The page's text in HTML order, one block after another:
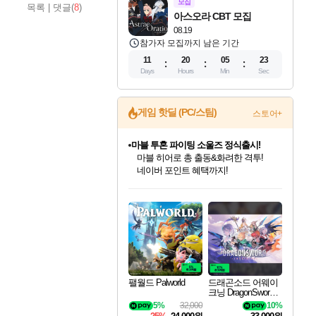
목록 댓글(8)
모집
08.19
아스오라 CBT 모집
참가자 모집까지 남은 기간
11
Days
20
Hours
05
Min
22
Sec
게임 핫딜 (PC/스팀) 스토어+
최대 90% 할인가를 만나보세요!
네이버혜택과 함께 만나보세요!
50%할인&추가 적립까지!
마블 투혼 파이팅 소울즈 정식출시!
마블 히어로 총 출동&화려한 격투!
네이버 포인트 혜택까지!
이니&베니 혜택까지!
네이버 혜택가와 함께 예약하세요!
할인&네이버혜택으로 만나보세요!
네이버페이 혜택과 만나보세요!
40주년 프로모션으로 만나보세요!
할인가에 만나보세요!
일부 에디션 상시 할인!
혜택으로 예약 판매 중
편안하게 충전하세요
팰월드 Palworld
32,000
5%
드래곤소드 어웨이
크닝 DragonSword A
10%